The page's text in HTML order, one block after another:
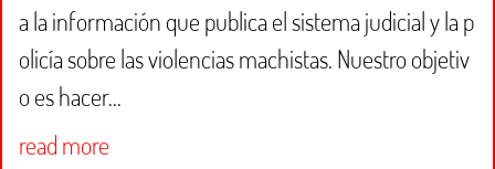
a la información que publica el sistema judicial y la p
olicía sobre las violencias machistas. Nuestro objetiv
o es hacer...
read more